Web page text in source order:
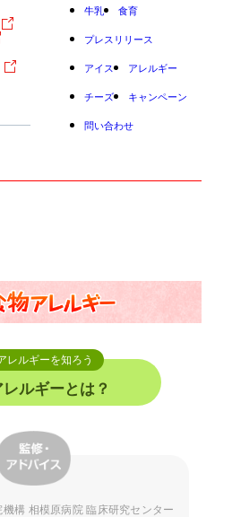
牛乳 食育
プレスリリース
アイス アレルギー
チーズ キャンペーン
問い合わせ
レルギーを知ろう
ルギーとは？
構 相模原病院 臨床研究センター